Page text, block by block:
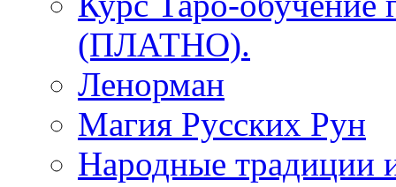
(ПЛАТНО).
Ленорман
Магия Русских Рун
Народные традиции